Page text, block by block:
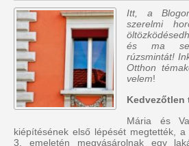
Itt, a
szerelmi
és ma
rúzsmintát!
Otthon
velem!
Kedvezőtlen
Mária és
kiépítésének első lépését megtették,
3. emeletén megvásárolnak egy